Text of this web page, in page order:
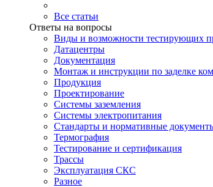
Все статьи
Ответы на вопросы
Виды и возможности тестирующих
Датацентры
Документация
Монтаж и инструкции по заделке
Продукция
Проектирование
Системы заземления
Системы электропитания
Стандарты и нормативные
Термография
Тестирование и сертификация
Трассы
Эксплуатация СКС
Разное